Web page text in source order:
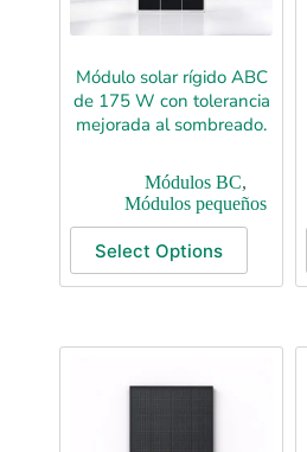
Módulo solar rígido ABC
de 175 W con tolerancia
mejorada al sombreado.
Módulos BC,
Módulos pequeños
Select Options